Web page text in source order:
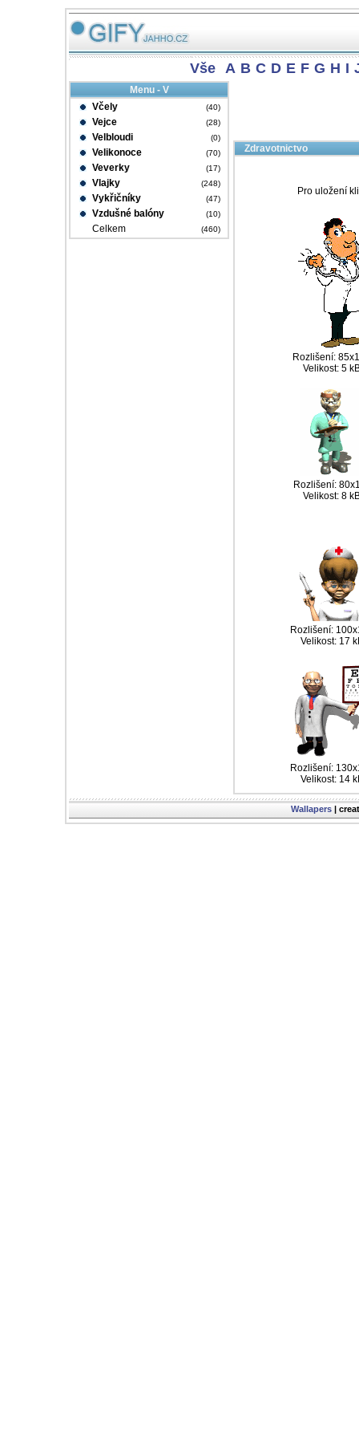
Vše A B C D E F G H I
Menu - V
Včely
(40)
Vejce (28)
Velbloudi (0)
Velikonoce (70)
Veverky (17)
Vlajky (248)
Vykřičníky (47)
Vzdušné balóny (10)
Celkem (460)
Zdravotnictvo
Pro uložení
Rozlišení:
Velikost: 5
Rozlišení:
Velikost: 8
Rozlišení:
Velikost: 17
Rozlišení:
Velikost: 14
Wallapers |